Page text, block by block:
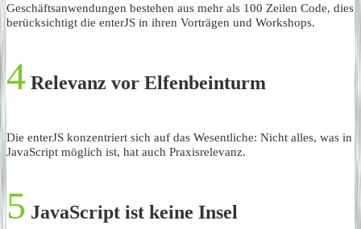
Geschäftsanwendungen bestehen aus mehr als 100 Zeilen Code, dies
berücksichtigt die enterJS in ihren Vorträgen und Workshops.
4 Relevanz vor Elfenbeinturm
Die enterJS konzentriert sich auf das Wesentliche: Nicht alles, was in
JavaScript möglich ist, hat auch Praxisrelevanz.
5 JavaScript ist keine Insel